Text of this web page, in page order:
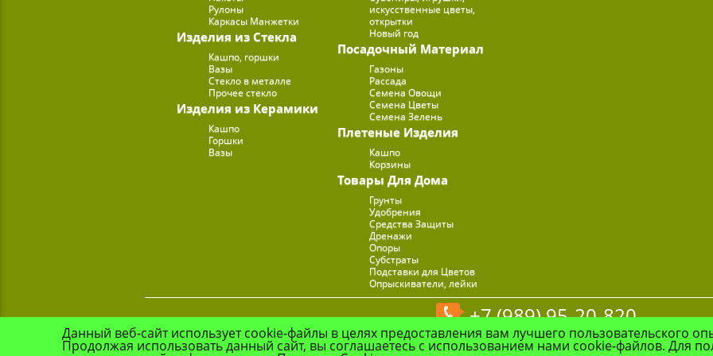
Рулоны
Каркасы Манжетки
Изделия из Стекла
Кашпо, горшки
Вазы
Стекло в металле
Прочее стекло
Изделия из Керамики
Кашпо
Горшки
Вазы
искусственные цветы,
открытки
Новый год
Посадочный Материал
Газоны
Рассада
Семена Овощи
Семена Цветы
Семена Зелень
Плетеные Изделия
Кашпо
Корзины
Товары Для Дома
Грунты
Удобрения
Средства Защиты
Дренажи
Опоры
Субстраты
Подставки для Цветов
Опрыскиватели, лейки
+7 (989) 95-20-820
© Цветочная Компания "Флоранж", 2026
Данный веб-сайт использует cookie-файлы в целях предоставления вам лучшего пользовательского
Продолжая использовать данный сайт, вы соглашаетесь с использованием нами cookie-файлов. Для